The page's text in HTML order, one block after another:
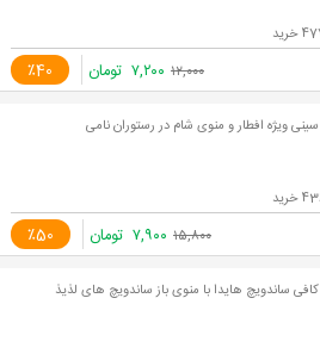
٪40 ۱۲,۰۰۰ ۷,۲۰۰ تومان
سینی ویژه افطار و منوی شام در رستوران نامی
٪50 ۱۵,۸۰۰ ۷,۹۰۰ تومان
کافی ساندویچ هایدا با منوی باز ساندویچ های لذیذ